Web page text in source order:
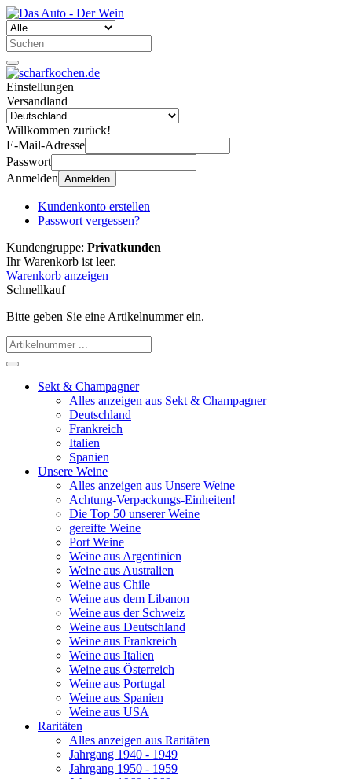
Einstellungen
Versandland
Willkommen zurück!
E-Mail-Adresse
Passwort
Anmelden Anmelden
Kundenkonto erstellen
Passwort vergessen?
Kundengruppe: Privatkunden
Ihr Warenkorb ist leer.
Warenkorb anzeigen
Schnellkauf
Bitte geben Sie eine Artikelnummer ein.
Sekt & Champagner
Alles anzeigen aus Sekt & Champagner
Deutschland
Frankreich
Italien
Spanien
Unsere Weine
Alles anzeigen aus Unsere Weine
Achtung-Verpackungs-Einheiten!
Die Top 50 unserer Weine
gereifte Weine
Port Weine
Weine aus Argentinien
Weine aus Australien
Weine aus Chile
Weine aus dem Libanon
Weine aus der Schweiz
Weine aus Deutschland
Weine aus Frankreich
Weine aus Italien
Weine aus Österreich
Weine aus Portugal
Weine aus Spanien
Weine aus USA
Raritäten
Alles anzeigen aus Raritäten
Jahrgang 1940 - 1949
Jahrgang 1950 - 1959